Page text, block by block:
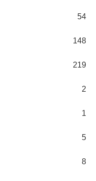
54
148
219
2
1
5
8